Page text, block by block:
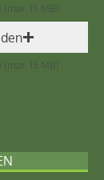
15 MB)
15 MB)